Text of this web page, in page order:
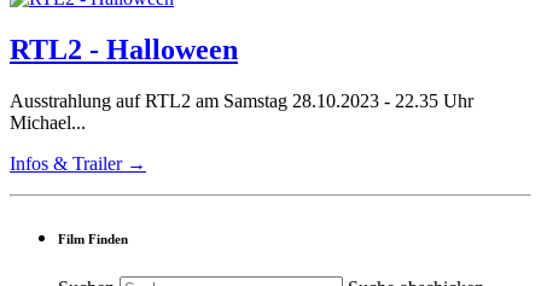
RTL2 - Halloween
Ausstrahlung auf RTL2 am Samstag 28.10.2023 - 22.35 Uhr
Michael...
Infos & Trailer →
Film Finden